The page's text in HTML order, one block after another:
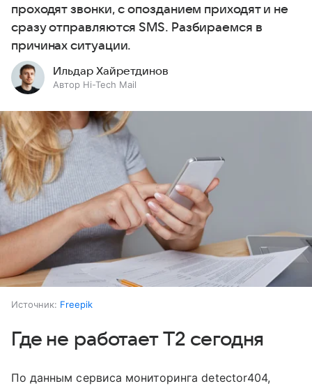
проходят звонки, с опозданием приходят и не
сразу отправляются SMS. Разбираемся в
причинах ситуации.
Ильдар Хайретдинов
Автор Hi-Tech Mail
Источник: Freepik
Где не работает T2 сегодня
По данным сервиса мониторинга detector404,